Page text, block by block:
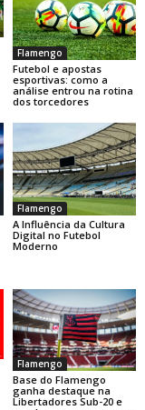
Flamengo
Futebol e apostas
esportivas: como a
análise entrou na rotina
dos torcedores
Flamengo
A Influência da Cultura
Digital no Futebol
Moderno
Flamengo
Base do Flamengo
ganha destaque na
Libertadores Sub-20 e